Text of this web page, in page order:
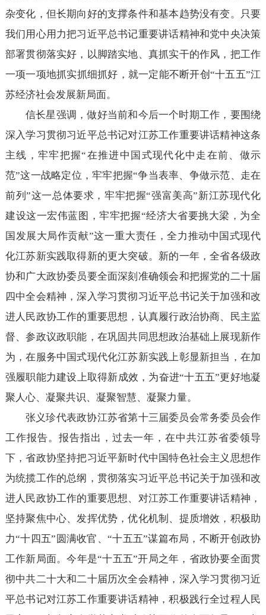
杂变化，但长期向好的支撑条件和基本趋势没有变。只要
我们用心用力把习近平总书记重要讲话精神和党中央决策
部署贯彻落实好，以脚踏实地、真抓实干的作风，把工作
一项一项地抓实抓细抓好，就一定能不断开创“十五五”江
苏经济社会发展新局面。
信长星强调，做好当前和今后一个时期工作，要围绕
深入学习贯彻习近平总书记对江苏工作重要讲话精神这条
主线，牢牢把握“在推进中国式现代化中走在前、做示
范”这一战略定位，牢牢把握“争当表率、争做示范、走在
前列”这一总体要求，牢牢把握“强富美高”新江苏现代化
建设这一宏伟蓝图，牢牢把握“经济大省要挑大梁，为全
国发展大局作贡献”这一重大责任，全力推动中国式现代
化江苏新实践取得新的更大突破。新的一年，全省各级政
协和广大政协委员要全面深刻准确领会和把握党的二十届
四中全会精神，深入学习贯彻习近平总书记关于加强和改
进人民政协工作的重要思想，认真履行政治协商、民主监
督、参政议政职能，在巩固共同思想政治基础上展现新作
为，在服务中国式现代化江苏新实践上彰显新担当，在加
强履职能力建设上取得新成效，为奋进“十五五”更好地凝
聚人心、凝聚共识、凝聚智慧、凝聚力量。
张义珍代表政协江苏省第十三届委员会常务委员会作
工作报告。报告指出，过去一年，在中共江苏省委领导
下，省政协坚持把习近平新时代中国特色社会主义思想作
为统揽工作的总纲，贯彻落实习近平总书记关于加强和改
进人民政协工作的重要思想、对江苏工作重要讲话精神，
坚持聚焦中心、发挥优势，优化机制、提质增效，积极助
力“十四五”圆满收官、“十五五”谋篇布局，不断开创政协
工作新局面。今年是“十五五”开局之年，省政协要全面贯
彻中共二十大和二十届历次全会精神，深入学习贯彻习近
平总书记对江苏工作重要讲话精神，积极践行全过程人民